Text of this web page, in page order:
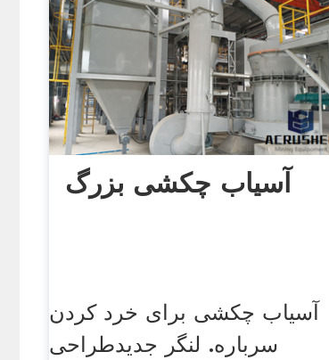
آسیاب چکشی بزرگ
آسیاب چکشی برای خرد کردن
سرباره. لنگر جدیدطراحی